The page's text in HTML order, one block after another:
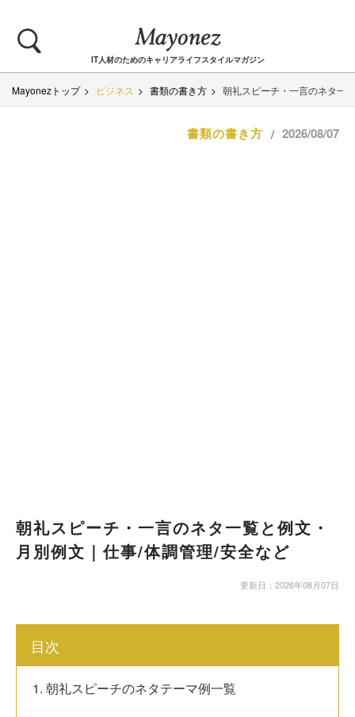
IT人材のためのキャリアライフスタイルマガジン
Mayonezトップ ビジネス 書類の書き方 朝礼スピーチ・一言のネタ一
書類の書き方 / 2026/08/07
朝礼スピーチ・一言のネタ一覧と例文・
月別例文｜仕事/体調管理/安全など
更新日：2026年08月07日
目次
1. 朝礼スピーチのネタテーマ例一覧